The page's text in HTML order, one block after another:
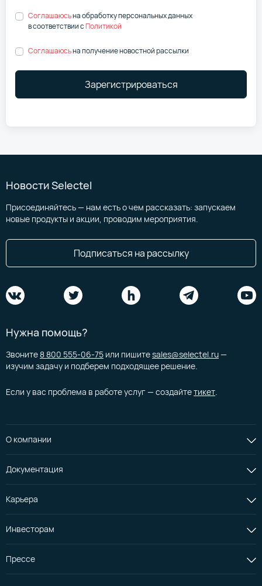
Соглашаюсьна обработку персональных данных
в соответствиисПолитикой
Соглашаюсьна получение новостной рассылки
Зарегистрироваться
Новости Selectel
Присоединяйтесь — нам есть о чем рассказать: запускаем
новые продукты и акции, проводим мероприятия.
Подписаться на рассылку
Нужна помощь?
Звоните 8 800 555-06-75 или пишитеsales@selectel.ru—
изучим задачу и подберем подходящее решение.
Если у вас проблема в работе услуг — создайтетикет
О компании
Документация
Карьера
Инвесторам
Прессе